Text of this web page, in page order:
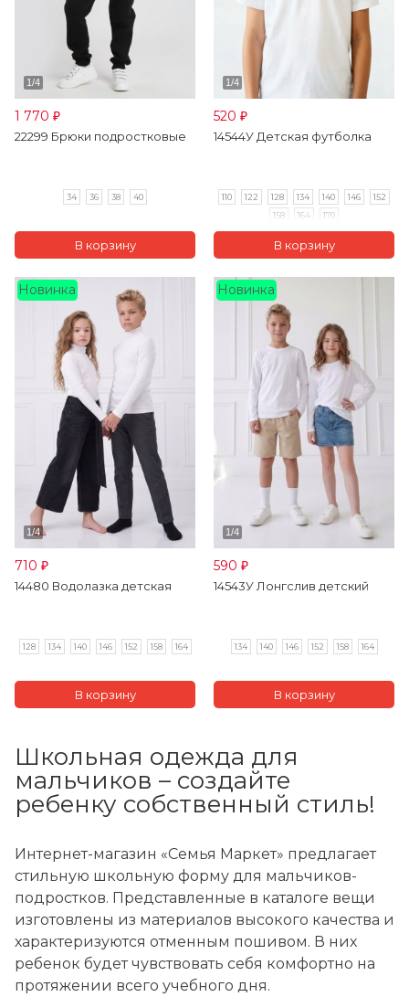
1 770 ₽
22299 Брюки подростковые
34 36 38 40
520 ₽
14544У Детская футболка
110 122 128 134 140 146
152
158
164 170
Новинка
710 ₽
14480 Водолазка детская
128 134 140 146 152 158 164
Новинка
590 ₽
14543У Лонгслив детский
134 140 146 152 158 164
Школьная одежда для
мальчиков – создайте
ребенку собственный стиль!
Интернет-магазин «Семья Маркет» предлагает
стильную школьную форму для мальчиков-
подростков. Представленные в каталоге вещи
изготовлены из материалов высокого качества и
характеризуются отменным пошивом. В них
ребенок будет чувствовать себя комфортно на
протяжении всего учебного дня.